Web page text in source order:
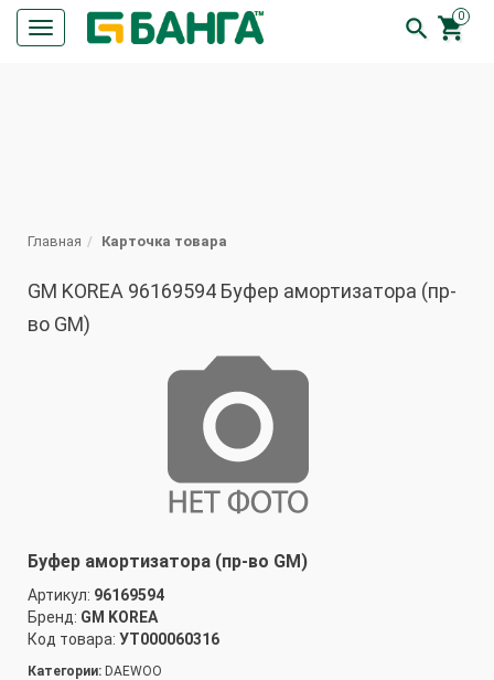
Кнопка
меню
0


Главная Карточка товара
GM KOREA 96169594 Буфер амортизатора (пр-
во GM)
Буфер амортизатора (пр-во GM)
Артикул: 96169594
Бренд: GM KOREA
Код товара: УТ000060316
Категории: DAEWOO